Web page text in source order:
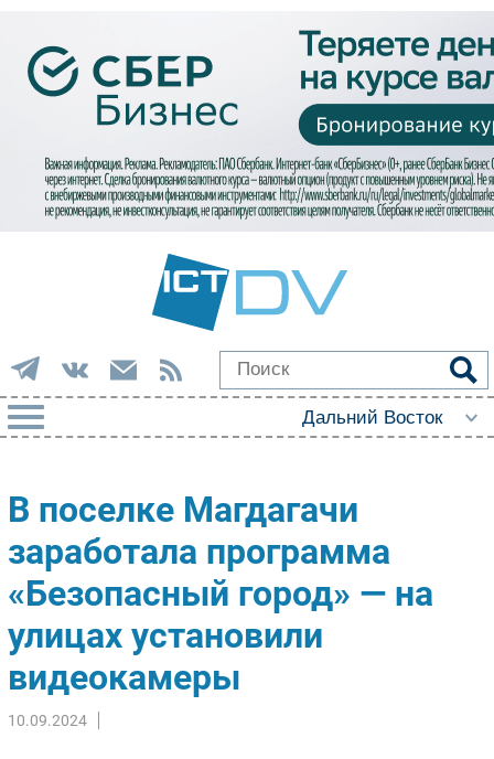
Импорто­замещение
Автоматизация Промышленности
Интернет
Фиксированная связь
Интеграция
Рынок ПК
В поселке Магдагачи
заработала программа
«Безопасный город» — на
улицах установили
видеокамеры
10.09.2024